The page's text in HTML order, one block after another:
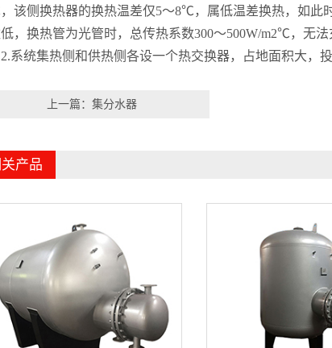
该侧换热器的换热温差仅5～8℃，属低温差换热，如此
，换热管为光管时，总传热系数300～500W/m2℃，无
2.系统集热侧和供热侧各设一个热交换器，占地面积大，投
上一篇：集分水器
产品